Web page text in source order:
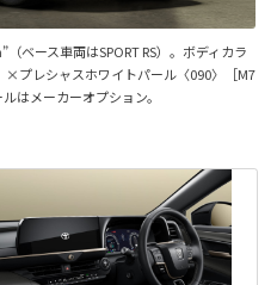
ベース車両はSPORT RS）。ボディカラ
×プレシャスホワイトパール〈090〉［M7
はメーカーオプション。